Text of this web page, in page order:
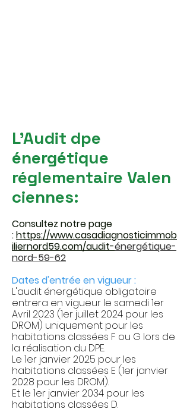
L'Audit dpe
énergétique
réglementaire Valen
ciennes:
Consultez notre page
:https://www.casadiagnosticimmob
iliernord59.com/audit-énergétique-
nord-59-62
Dates d'entrée en vigueur :
L'audit énergétique obligatoire
entrera en vigueur le samedi 1er
Avril 2023 (1er juillet 2024 pour les
DROM) uniquement pour les
habitations classées F ou G lors de
la réalisation du DPE.
Le 1er janvier 2025 pour les
habitations classées E (1er janvier
2028 pour les DROM).
Et le 1er janvier 2034 pour les
habitations classées D.